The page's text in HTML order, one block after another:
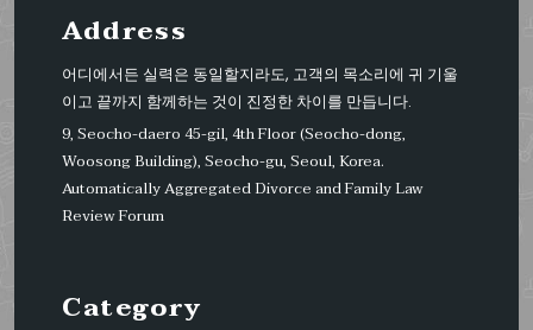
Address
어디에서든 실력은 동일할지라도, 고객의 목소리에 귀 기울
이고 끝까지 함께하는 것이 진정한 차이를 만듭니다.
9, Seocho-daero 45-gil, 4th Floor (Seocho-dong,
Woosong Building), Seocho-gu, Seoul, Korea.
Automatically Aggregated Divorce and Family Law
Review Forum
Category